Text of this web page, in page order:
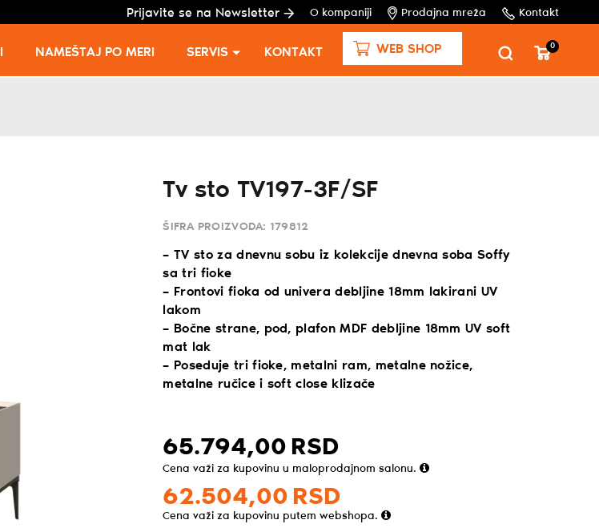
Prijavite se na Newsletter O kompaniji Prodajna mreža Kontakt
NAMEŠTAJ PO MERI SERVIS KONTAKT WEB SHOP 0
Tv sto TV197-3F/SF
ŠIFRA PROIZVODA: 179812
– TV sto za dnevnu sobu iz kolekcije dnevna soba Soffy
sa tri fioke
– Frontovi fioka od univera debljine 18mm lakirani UV
lakom
– Bočne strane, pod, plafon MDF debljine 18mm UV soft
mat lak
– Poseduje tri fioke, metalni ram, metalne nožice,
metalne ručice i soft close klizače
65.794,00 RSD
Cena važi za kupovinu u maloprodajnom salonu.
62.504,00 RSD
Cena važi za kupovinu putem webshopa.